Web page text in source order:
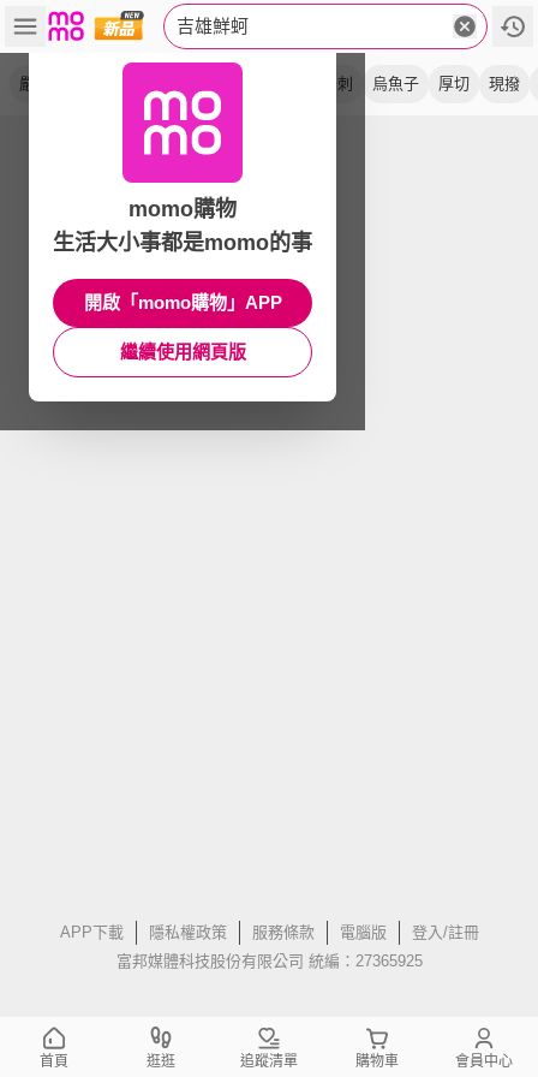
吉雄鮮蚵
嚴選 去刺 烏魚子 厚切 現撥
APP下載 隱私權政策 服務條款 電腦版
登入/註冊
富邦媒體科技股份有限公司 統編：27365925
momo購物
生活大小事都是momo的事
開啟「momo購物」APP
繼續使用網頁版
首頁 逛逛 追蹤清單 購物車 會員中心